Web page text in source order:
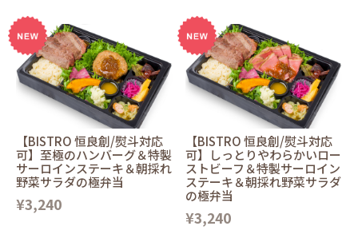
【BISTRO 恒良創/熨斗対応
可】至極のハンバーグ＆特製
サーロインステーキ＆朝採れ
野菜サラダの極弁当
¥3,240
【BISTRO 恒良創/熨斗対応
可】しっとりやわらかいロー
ストビーフ＆特製サーロイン
ステーキ＆朝採れ野菜サラダ
の極弁当
¥3,240